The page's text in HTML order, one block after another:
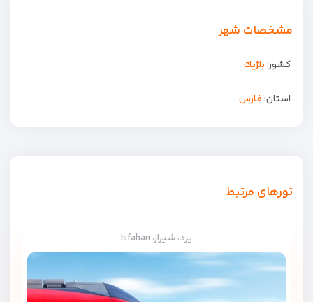
مشخصات شهر
کشور:بلژيك
استان:فارس
تورهای مرتبط
یزد، شیراز، Isfahan